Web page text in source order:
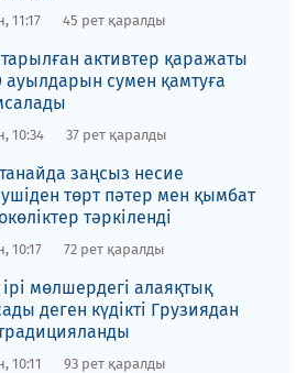
11:17 45 рет қаралды
активтер ​қаражаты
ауылдарын сумен қамтуға
10:34 37 рет қаралды
заңсыз несие
төрт пәтер мен қымбат
тәркіленді
10:17 72 рет қаралды
мөлшердегі алаяқтық
деген күдікті Грузиядан
10:11 93 рет қаралды